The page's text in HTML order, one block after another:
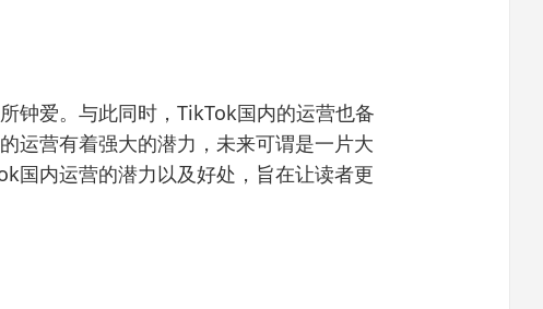
钟爱。与此同时，TikTok国内的运营也备
运营有着强大的潜力，未来可谓是一片大
国内运营的潜力以及好处，旨在让读者更